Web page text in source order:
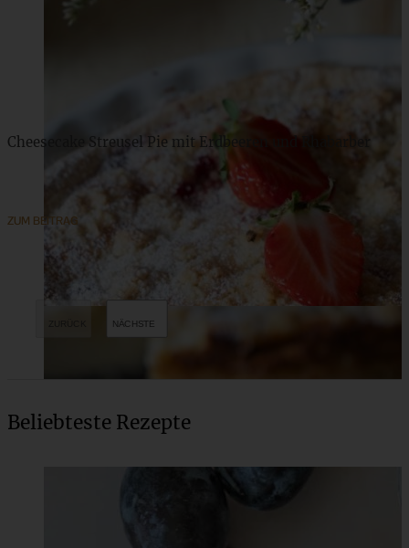
Cheesecake Streusel Pie mit Erdbeeren und Rhabarber
ZUM BEITRAG
Beliebteste Rezepte